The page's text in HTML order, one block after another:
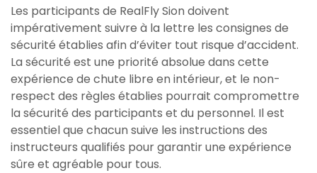
Les participants de RealFly Sion doivent
impérativement suivre à la lettre les consignes de
sécurité établies afin d’éviter tout risque d’accident.
La sécurité est une priorité absolue dans cette
expérience de chute libre en intérieur, et le non-
respect des règles établies pourrait compromettre
la sécurité des participants et du personnel. Il est
essentiel que chacun suive les instructions des
instructeurs qualifiés pour garantir une expérience
sûre et agréable pour tous.